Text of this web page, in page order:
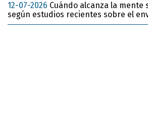
12-07-2026 Cuándo alcanza la mente
según estudios recientes sobre el